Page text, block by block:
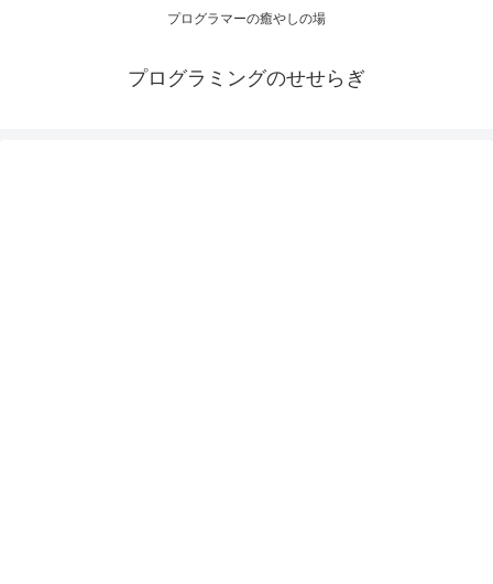
プログラマーの癒やしの場
プログラミングのせせらぎ